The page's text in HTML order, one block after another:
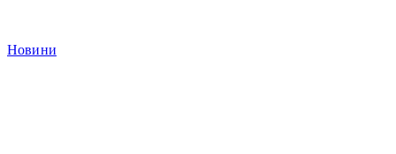
Новини